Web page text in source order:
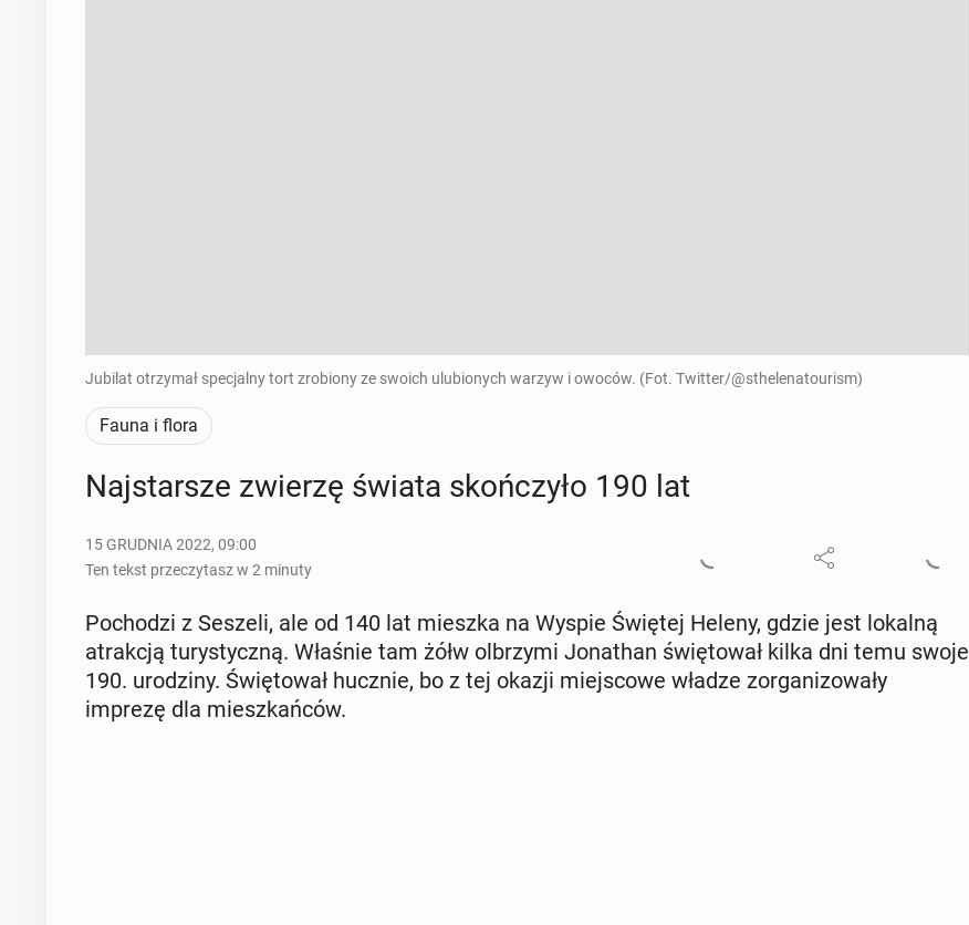
Jubilat otrzymał specjalny tort zrobiony ze swoich ulubionych warzyw i owoców. (Fot. Twitter/@sthelenatourism)
Fauna i flora
Naj­star­sze zwierzę świata skoń­czy­ło 190 lat
15 GRUDNIA 2022, 09:00
Ten tekst przeczytasz w 2 minuty
Po­cho­dzi z Seszeli, ale od 140 lat mieszka na Wyspie Świętej Heleny, gdzie jest lokalną
atrak­cją tu­ry­stycz­ną. Właśnie tam żółw ol­brzy­mi Jo­na­than świę­to­wał kilka dni temu swoje
190. uro­dzi­ny. Świę­to­wał hucznie, bo z tej okazji miej­sco­we władze zor­ga­ni­zo­wa­ły
imprezę dla miesz­kań­ców.